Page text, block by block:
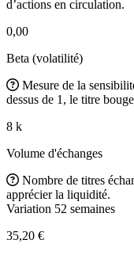
d’actions en circulation.
0,00
Beta (volatilité)
Mesure de la
dessus de 1, le titre
8 k
Volume d'échanges
Nombre de titres
apprécier la liquidité.
Variation 52 semaines
35,20 €